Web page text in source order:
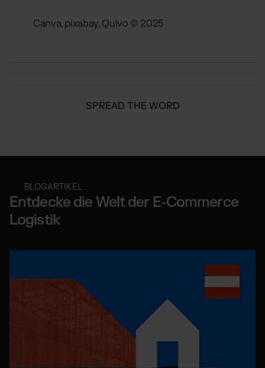
Canva, pixabay, Quivo © 2025
SPREAD THE WORD
BLOGARTIKEL
Entdecke die Welt der E-Commerce
Logistik